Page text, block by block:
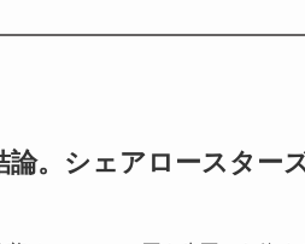
論。シェアロースター